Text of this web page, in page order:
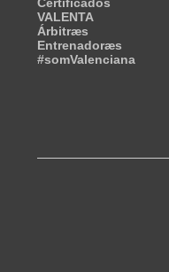
Certificados
VALENTA
Árbitræs
Entrenadoræs
#somValenciana